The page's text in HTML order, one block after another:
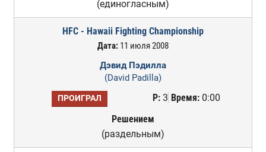
(единогласным)
HFC - Hawaii Fighting Championship
Дата:11 июля 2008
Дэвид Пэдилла
(David Padilla)
ПРОИГРАЛ Р:3 Время:0:00
Решением
(раздельным)